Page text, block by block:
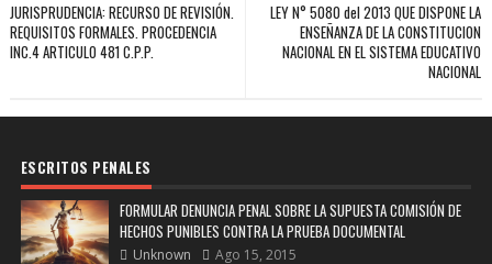
LEY N° 5080 del 2013 QUE DISPONE LA
ENSEÑANZA DE LA CONSTITUCION
NACIONAL EN EL SISTEMA EDUCATIVO
NACIONAL
JURISPRUDENCIA: RECURSO DE REVISIÓN.
REQUISITOS FORMALES. PROCEDENCIA
INC.4 ARTICULO 481 C.P.P.
ESCRITOS PENALES
FORMULAR DENUNCIA PENAL SOBRE LA SUPUESTA COMISIÓN DE
HECHOS PUNIBLES CONTRA LA PRUEBA DOCUMENTAL
Unknown Ago 15, 2015